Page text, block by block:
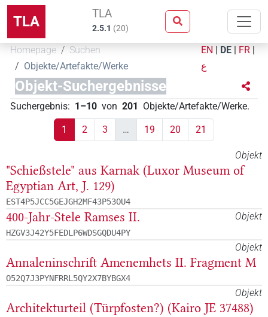
TLA TLA
2.5.1 (20)
Homepage
Suchen
Objekte/Artefakte/Werke
EN | DE | FR |
ع
Objekt-Suchergebnisse
Suchergebnis: 1–10 von 201 Objekte/Artefakte/Werke.
1 2 3 … 19 20 21
Objekt
"Schießstele" aus Karnak (Luxor Museum of
Egyptian Art, J. 129)
EST4P5JCC5GEJGH2MF43P53OU4
Objekt
400-Jahr-Stele Ramses II.
HZGV3J42Y5FEDLP6WDSGQDU4PY
Objekt
Annaleninschrift Amenemhets II. Fragment M
O52Q7J3PYNFRRL5QY2X7BYBGX4
Objekt
Architekturteil (Türpfosten?) (Kairo JE 37488)